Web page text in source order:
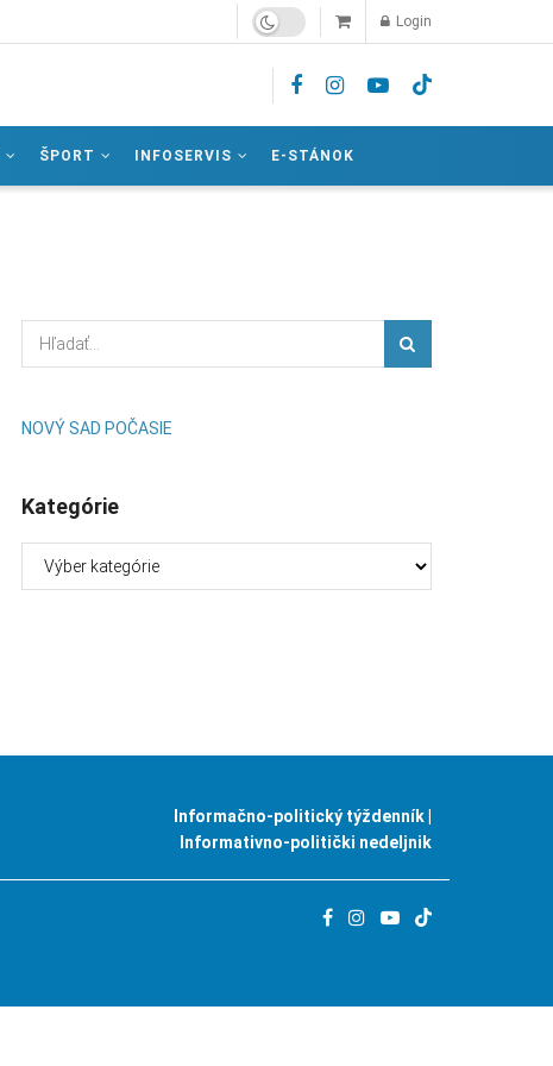
Login
ŠPORT INFOSERVIS E-STÁNOK
NOVÝ SAD POČASIE
Kategórie
Informačno-politický týždenník |
Informativno-politički nedeljnik